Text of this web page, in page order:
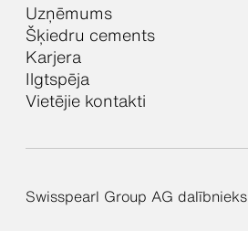
Uzņēmums
Šķiedru cements
Karjera
Ilgtspēja
Vietējie kontakti
Swisspearl Group AG dalībnieks